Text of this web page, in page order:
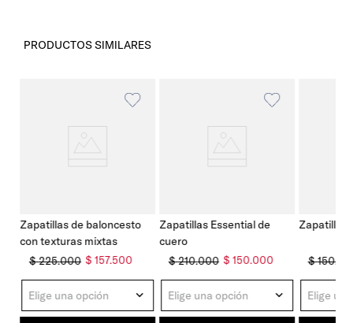
PRODUCTOS SIMILARES
Zapatillas de baloncesto
con texturas mixtas
$157.500
$225.000
Elige una opción
Zapatillas Essential de
cuero
$150.000
$210.000
Elige una opción
Zapatillas
$150.
Elige